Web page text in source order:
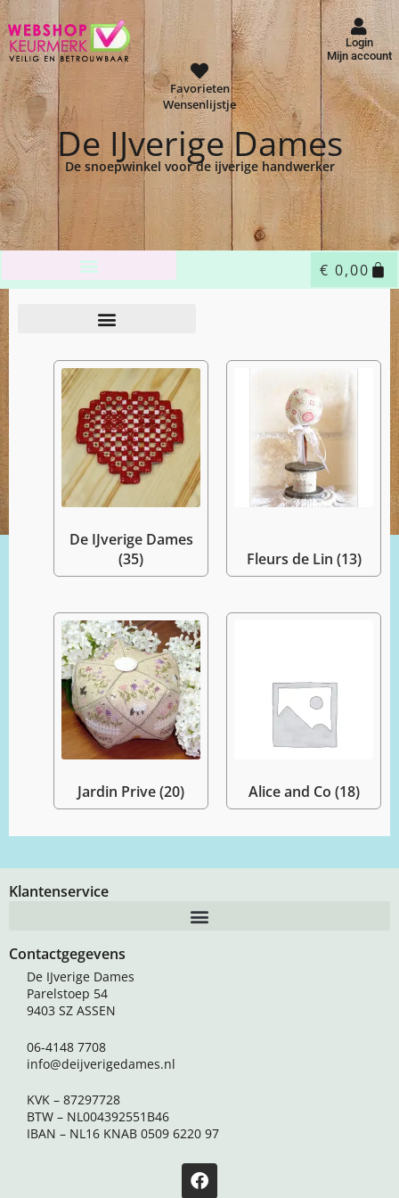
Login
Mijn account
Favorieten
Wensenlijstje
De IJverige Dames
De snoepwinkel voor de ijverige handwerker
€ 0,00
De IJverige Dames
(35)
Fleurs de Lin (13)
Jardin Prive(20) Alice and Co (18)
Klantenservice
Contactgegevens
De IJverige Dames
Parelstoep 54
9403 SZ ASSEN
06-4148 7708
info@deijverigedames.nl
KVK – 87297728
BTW – NL004392551B46
IBAN – NL16 KNAB 0509 6220 97